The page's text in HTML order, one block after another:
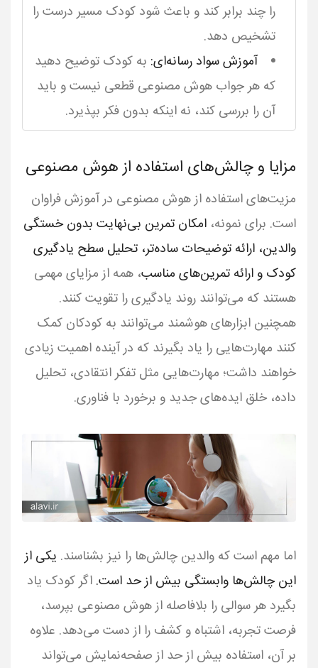
را چند برابر کند و باعث شود کودک مسیر درست را
تشخیص دهد.
آموزش سواد رسانه‌ای: به کودک توضیح دهید
که هر جواب هوش مصنوعی قطعی نیست و باید
آن را بررسی کند، نه اینکه بدون فکر بپذیرد.
مزایا و چالش‌های استفاده از هوش مصنوعی
مزیت‌های استفاده از هوش مصنوعی در آموزش فراوان
است. برای نمونه، امکان تمرین بی‌نهایت بدون خستگی
والدین، ارائه توضیحات ساده‌تر، تحلیل سطح یادگیری
کودک و ارائه تمرین‌های مناسب، همه از مزایای مهمی
هستند که می‌توانند روند یادگیری را تقویت کنند.
همچنین ابزارهای هوشمند می‌توانند به کودکان کمک
کنند مهارت‌هایی را یاد بگیرند که در آینده اهمیت زیادی
خواهند داشت؛ مهارت‌هایی مثل تفکر انتقادی، تحلیل
داده، خلق ایده‌های جدید و برخورد با فناوری.
اما مهم است که والدین چالش‌ها را نیز بشناسند. یکی از
این چالش‌ها وابستگی بیش از حد است. اگر کودک یاد
بگیرد هر سوالی را بلافاصله از هوش مصنوعی بپرسد،
فرصت تجربه، اشتباه و کشف را از دست می‌دهد. علاوه
بر آن، استفاده بیش از حد از صفحه‌نمایش می‌تواند